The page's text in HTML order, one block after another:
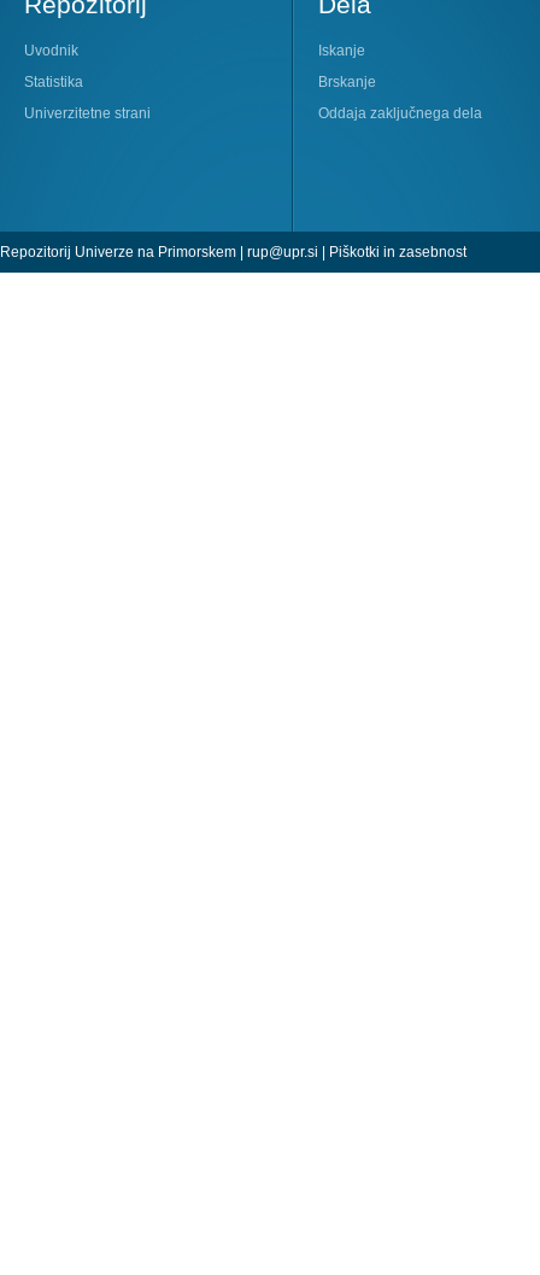
Uvodnik
Statistika
Univerzitetne strani
Iskanje
Brskanje
Oddaja zaključnega dela
Repozitorij Univerze na Primorskem | rup@upr.si Piškotki in zasebnost